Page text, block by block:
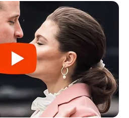
TİBB
bunu etməyin! –
0 0